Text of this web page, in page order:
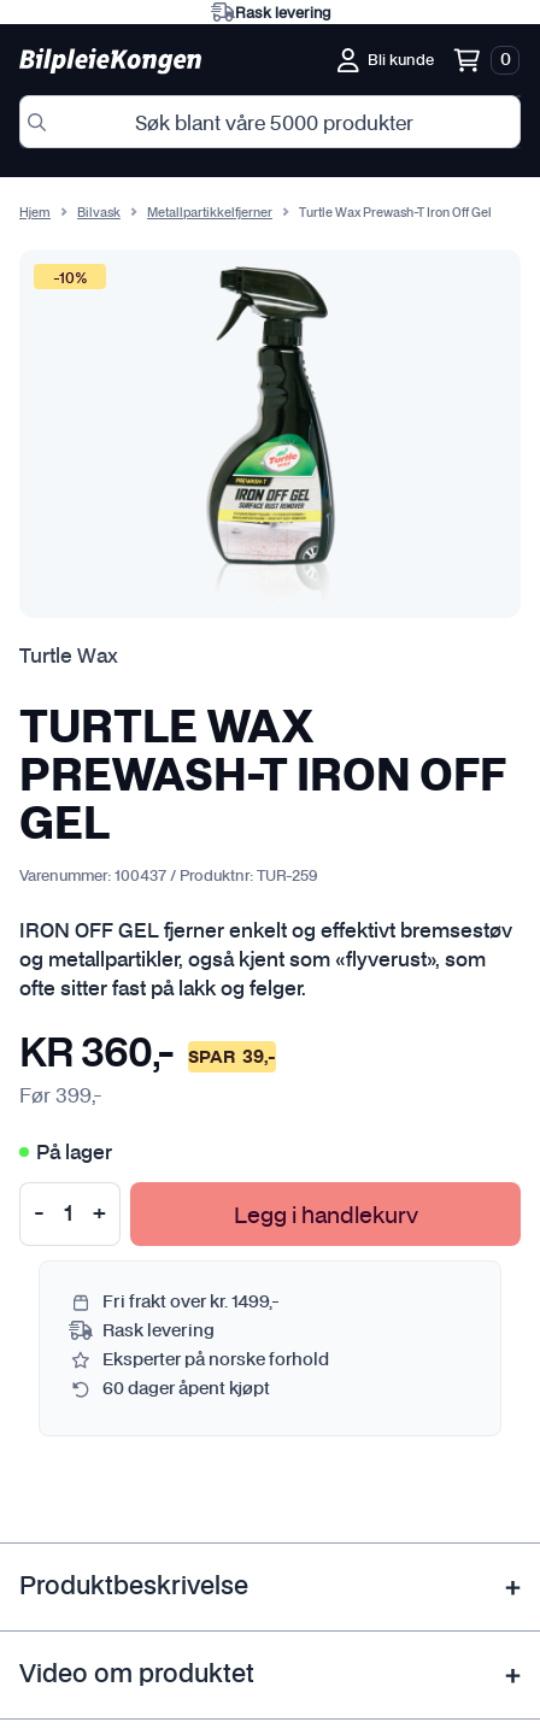
Rask levering
Bli kunde 0
Hjem Bilvask Metallpartikkelfjerner Turtle Wax Prewash-T Iron Off Gel
-10%
Turtle Wax
TURTLE WAX
PREWASH-T IRON OFF
GEL
Varenummer: 100437 / Produktnr: TUR-259
IRON OFF GEL fjerner enkelt og effektivt bremsestøv
og metallpartikler, også kjent som «flyverust», som
ofte sitter fast på lakk og felger.
KR 360,- SPAR 39,-
Før399,-
På lager
Legg i handlekurv
Fri frakt over kr. 1499,-
Rask levering
Eksperter på norske forhold
60 dager åpent kjøpt
Produktbeskrivelse
Video om produktet